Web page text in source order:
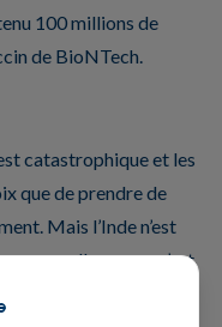
100 millions de
de BioNTech.
catastrophique et les
que de prendre de
Mais l’Inde n’est
nouvelle vague, c’est
et au Japon.